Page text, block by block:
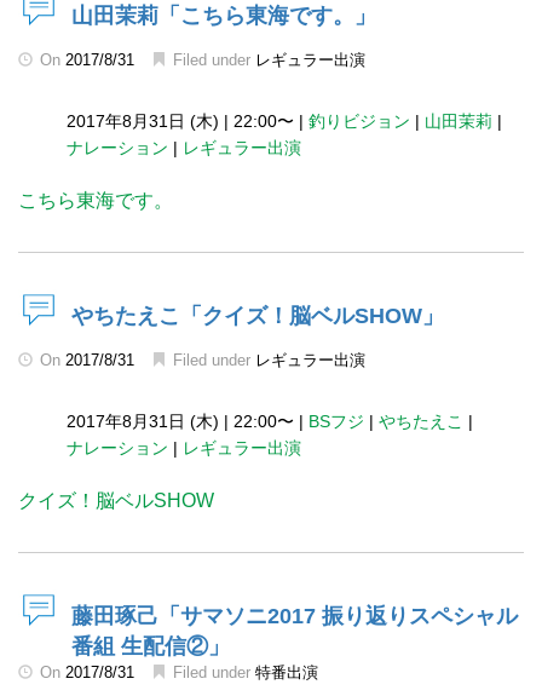
山田茉莉「こちら東海です。」
On 2017/8/31 Filed under レギュラー出演
2017年8月31日 (木) | 22:00〜 | 釣りビジョン | 山田茉莉 |
ナレーション | レギュラー出演
こちら東海です。
やちたえこ「クイズ！脳ベルSHOW」
On 2017/8/31 Filed under レギュラー出演
2017年8月31日 (木) | 22:00〜 | BSフジ | やちたえこ |
ナレーション | レギュラー出演
クイズ！脳ベルSHOW
藤田琢己「サマソニ2017 振り返りスペシャル
番組 生配信②」
On 2017/8/31 Filed under 特番出演